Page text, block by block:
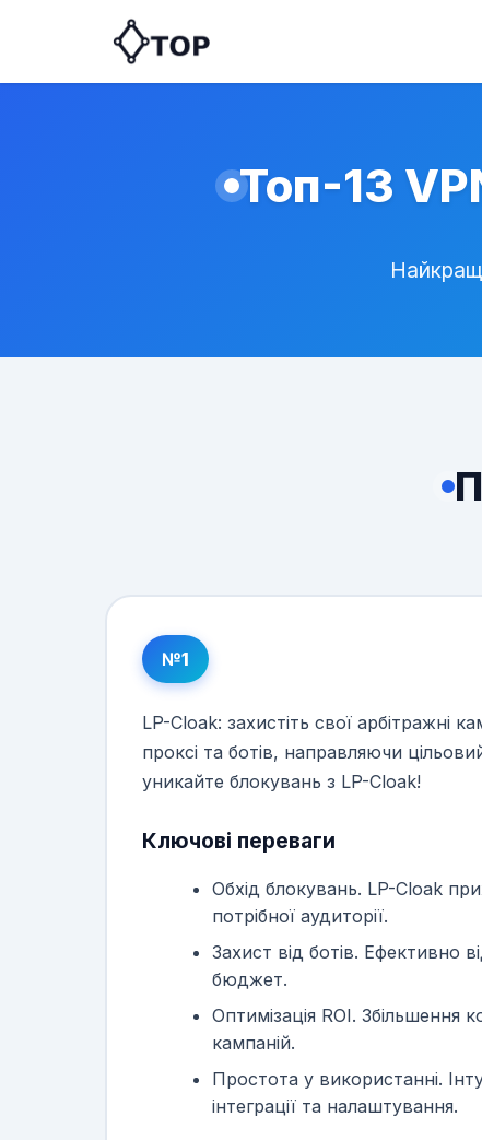
Топ-13
№1
LP-Cloak: захистіть свої арбітражні
проксі та ботів, направляючи
уникайте блокувань з LP-Cloak!
Ключові переваги
Обхід блокувань. LP-Cloak
потрібної аудиторії.
Захист від ботів. Ефективно
бюджет.
Оптимізація ROI. Збільшення
кампаній.
Простота у використанні.
інтеграції та налаштування.